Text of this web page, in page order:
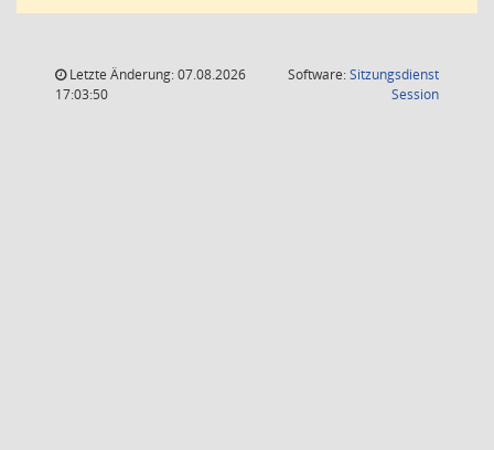
Letzte Änderung: 07.08.2026
17:03:50
Software:Sitzungsdienst
Session(Wird in